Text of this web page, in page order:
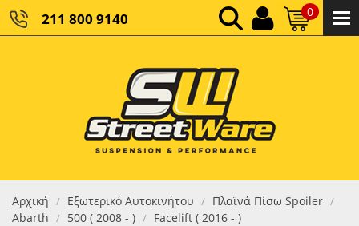
211 800 9140 0
ΚΑΘΑΡΌ ΣΎΝΟΛΟ:
ΤΕΛΙΚΌ ΣΎΝΟΛΟ:0,00 €
Αρχική / Εξωτερικό Αυτοκινήτου / Πλαϊνά Πίσω Spoiler /
Abarth / 500 ( 2008 - ) / Facelift ( 2016 - )